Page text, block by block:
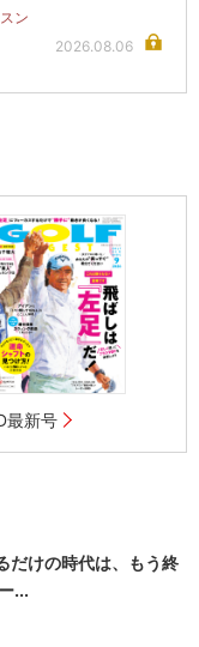
ン
2026.08.06
最新号
だけの時代は、もう終
...